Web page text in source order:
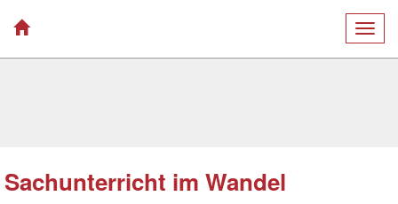
Sachunterricht im Wandel